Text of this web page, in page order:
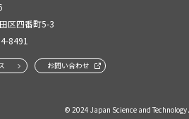
区四番町5-3
8491
お問い合わせ
© 2024 Japan Science and Technology